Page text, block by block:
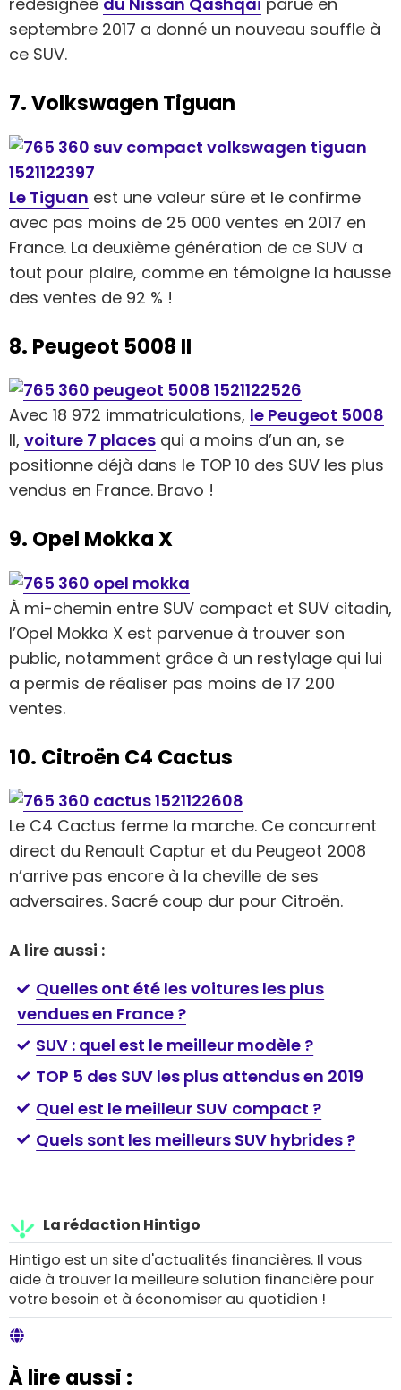
septembre 2017 a donné un nouveau souffle à
ce SUV.
7. Volkswagen Tiguan
Le Tiguan est une valeur sûre et le confirme
avec pas moins de 25 000 ventes en 2017 en
France. La deuxième génération de ce SUV a
tout pour plaire, comme en témoigne la hausse
des ventes de 92 % !
8. Peugeot 5008 II
Avec 18 972 immatriculations, le Peugeot 5008
II, voiture 7 places qui a moins d’un an, se
positionne déjà dans le TOP 10 des SUV les plus
vendus en France. Bravo !
9. Opel Mokka X
À mi-chemin entre SUV compact et SUV citadin,
l’Opel Mokka X est parvenue à trouver son
public, notamment grâce à un restylage qui lui
a permis de réaliser pas moins de 17 200
ventes.
10. Citroën C4 Cactus
Le C4 Cactus ferme la marche. Ce concurrent
direct du Renault Captur et du Peugeot 2008
n’arrive pas encore à la cheville de ses
adversaires. Sacré coup dur pour Citroën.
A lire aussi :
Quelles ont été les voitures les plus
vendues en France ?
SUV : quel est le meilleur modèle ?
TOP 5 des SUV les plus attendus en 2019
Quel est le meilleur SUV compact ?
Quels sont les meilleurs SUV hybrides ?
La rédaction Hintigo
Hintigo est un site d'actualités financières. Il vous
aide à trouver la meilleure solution financière pour
votre besoin et à économiser au quotidien !
À lire aussi :